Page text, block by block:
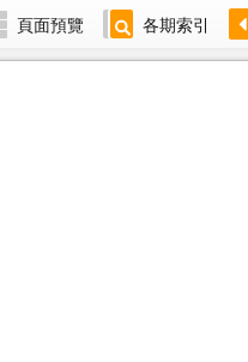
頁面預覽 各期索引